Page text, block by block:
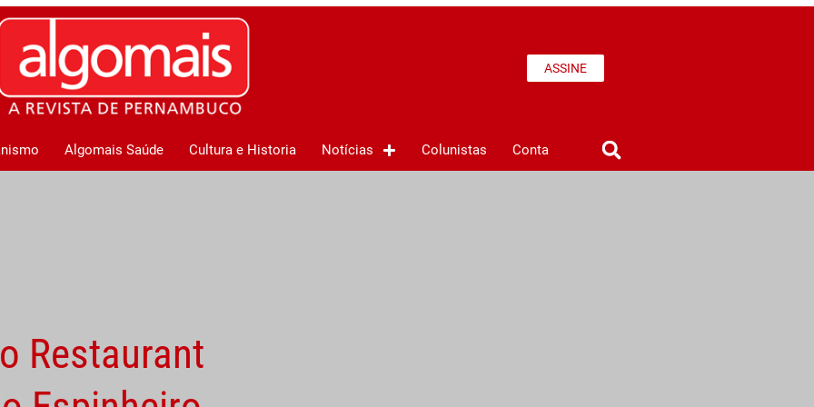
ASSINE
Algomais Saúde Cultura e Historia Notícias Colunistas Conta
Restaurant